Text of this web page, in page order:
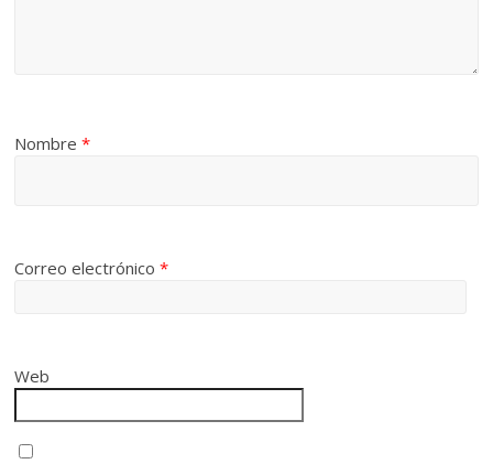
Nombre*
Correo electrónico*
Web